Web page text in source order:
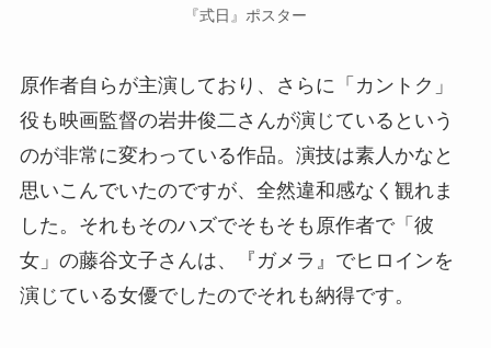
『式日』ポスター
原作者自らが主演しており、さらに「カントク」
役も映画監督の岩井俊二さんが演じているという
のが非常に変わっている作品。演技は素人かなと
思いこんでいたのですが、全然違和感なく観れま
した。それもそのハズでそもそも原作者で「彼
女」の藤谷文子さんは、『ガメラ』でヒロインを
演じている女優でしたのでそれも納得です。